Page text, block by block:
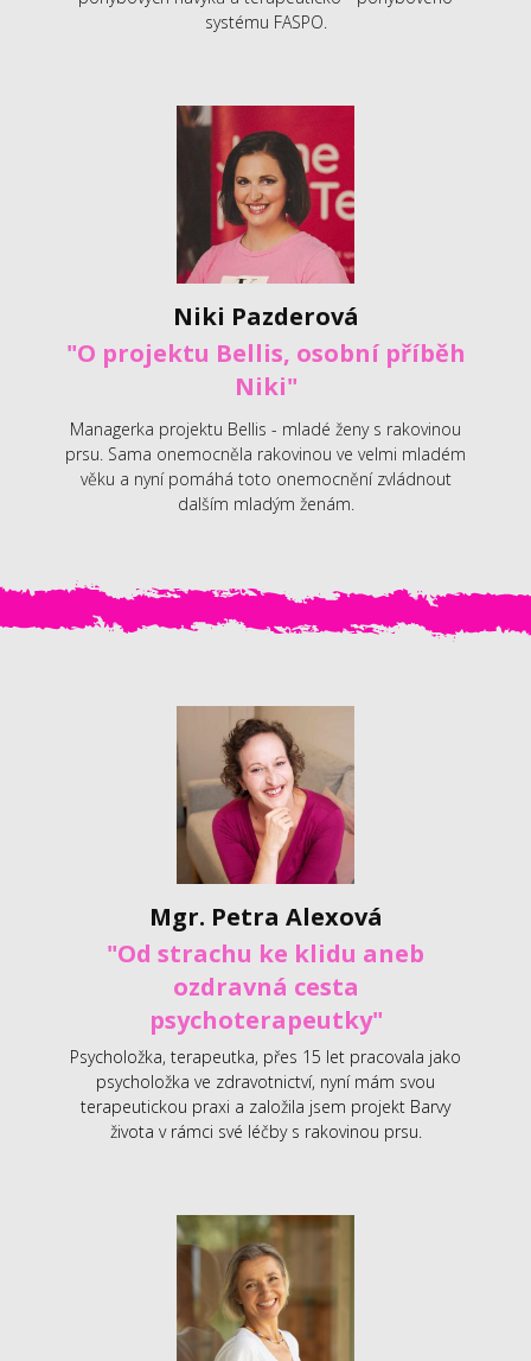
systému FASPO.
Niki Pazderová
"O projektu Bellis, osobní příběh
Niki"
Managerka projektu Bellis - mladé ženy s rakovinou
prsu. Sama onemocněla rakovinou ve velmi mladém
věku a nyní pomáhá toto onemocnění zvládnout
dalším mladým ženám.
Mgr. Petra Alexová
"Od strachu ke klidu aneb
ozdravná cesta
psychoterapeutky"
Psycholožka, terapeutka, přes 15 let pracovala jako
psycholožka ve zdravotnictví, nyní mám svou
terapeutickou praxi a založila jsem projekt Barvy
života v rámci své léčby s rakovinou prsu.